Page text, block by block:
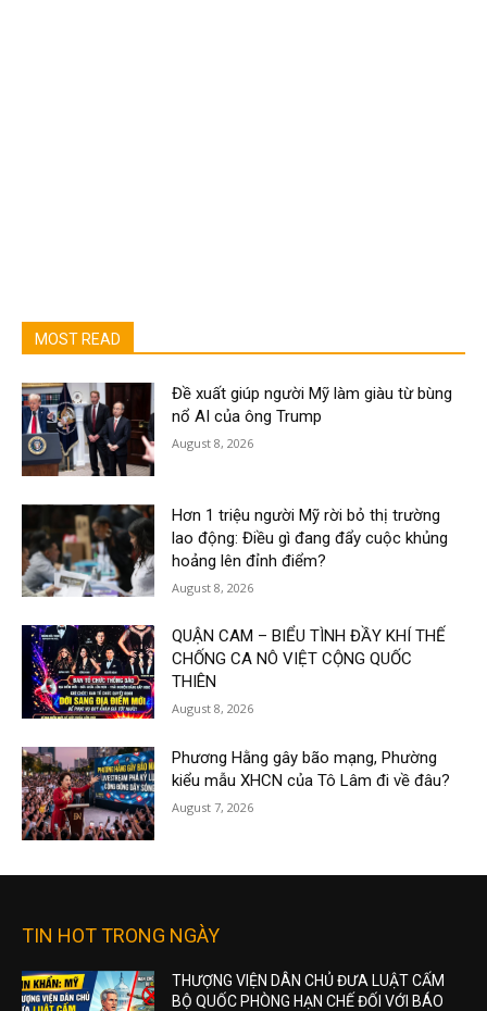
MOST READ
Đề xuất giúp người Mỹ làm giàu từ bùng
nổ AI của ông Trump
August 8, 2026
Hơn 1 triệu người Mỹ rời bỏ thị trường
lao động: Điều gì đang đẩy cuộc khủng
hoảng lên đỉnh điểm?
August 8, 2026
QUẬN CAM – BIỂU TÌNH ĐẦY KHÍ THẾ
CHỐNG CA NÔ VIỆT CỘNG QUỐC
THIÊN
August 8, 2026
Phương Hằng gây bão mạng, Phường
kiểu mẫu XHCN của Tô Lâm đi về đâu?
August 7, 2026
TIN HOT TRONG NGÀY
THƯỢNG VIỆN DÂN CHỦ ĐƯA LUẬT CẤM
BỘ QUỐC PHÒNG HẠN CHẾ ĐỐI VỚI BÁO